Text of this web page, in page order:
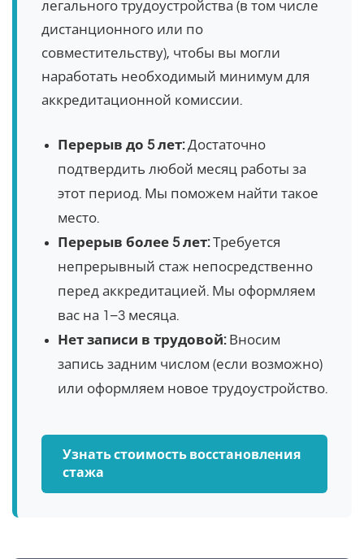
легального трудоустройства (в том числе
дистанционного или по
совместительству), чтобы вы могли
наработать необходимый минимум для
аккредитационной комиссии.
Перерыв до 5 лет:Достаточно
подтвердить любой месяц работы за
этот период. Мы поможем найти такое
место.
Перерыв более 5 лет:Требуется
непрерывный стаж непосредственно
перед аккредитацией. Мы оформляем
вас на 1–3 месяца.
Нет записи в трудовой:Вносим
запись задним числом (если возможно)
или оформляем новое трудоустройство.
Узнать стоимость восстановления
стажа